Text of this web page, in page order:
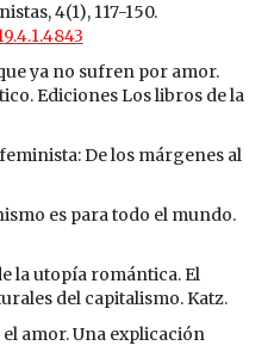
4(1), 117-150.
ya no sufren por amor.
Ediciones Los libros de la
De los márgenes al
es para todo el mundo.
la utopía romántica. El
del capitalismo. Katz.
el amor. Una explicación